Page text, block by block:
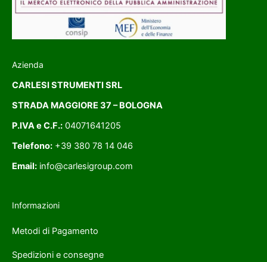
Azienda
CARLESI STRUMENTI SRL
STRADA MAGGIORE 37 – BOLOGNA
P.IVA e C.F.: 04071641205
Telefono: +39 380 78 14 046
Email: info@carlesigroup.com
Informazioni
Metodi di Pagamento
Spedizioni e consegne